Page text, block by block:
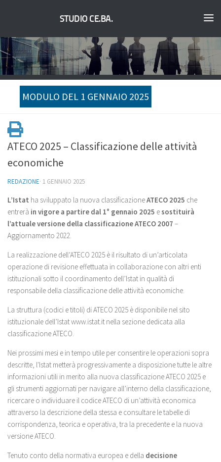
STUDIO CE.BA.
MODULO DEL 1 GENNAIO 2025
ATECO 2025 – Classificazione delle attività
economiche
REDAZIONE· 1 GENNAIO 2025
L’Istat ha sviluppato la nuova classificazioneATECO 2025 che
entrerà in vigore a partire dal 1° gennaio 2025 esostituirà
l’attuale versione della classificazione ATECO 2007 –
Aggiornamento 2022.
La realizzazione dell’ATECO 2025 è il risultato di un’articolata
operazione di revisione effettuata in collaborazione con altri enti
istituzionali sotto il coordinamento dell’Istat in qualità di
responsabile della classificazione delle attività economiche.
La struttura (codici e titoli) di ATECO 2025 è disponibile nel sito
istituzionale dell’Istat www.istat.it nella sezione dedicata alla
classificazione ATECO.
Nei prossimi mesi e in tempo utile per consentire le operazioni sopra
descritte, l'Istat metterà progressivamente a disposizione tutte le altre
informazioni utili in merito alla nuova classificazione ATECO 2025 e
gli strumenti aggiornati per navigare all’interno della classificazione,
ricercare o individuare il codice ATECO di un’attività economica
attraverso la descrizione della stessa e consultare le tabelle di
corrispondenza, teorica e operativa, tra la precedente e la nuova
versione ATECO.
Tenuto conto della normativa europea e della decisione